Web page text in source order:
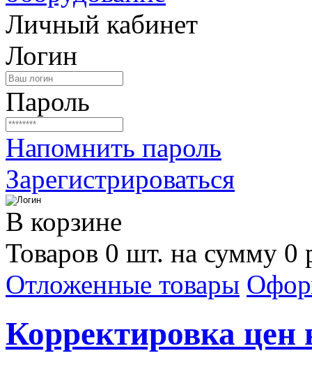
Личный кабинет
Логин
Пароль
Напомнить пароль
Зарегистрироваться
В корзине
Товаров 0 шт. на сумму 0
Отложенные товары
Корректировка цен